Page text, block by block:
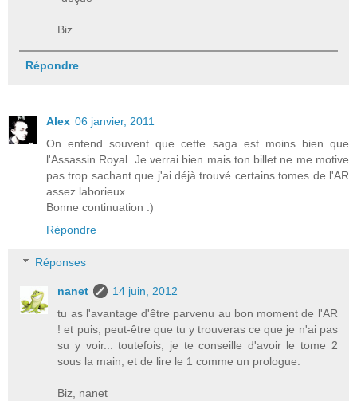
Biz
Répondre
Alex 06 janvier, 2011
On entend souvent que cette saga est moins bien que
l'Assassin Royal. Je verrai bien mais ton billet ne me motive
pas trop sachant que j'ai déjà trouvé certains tomes de l'AR
assez laborieux.
Bonne continuation :)
Répondre
Réponses
nanet
14 juin, 2012
tu as l'avantage d'être parvenu au bon moment de l'AR
! et puis, peut-être que tu y trouveras ce que je n'ai pas
su y voir... toutefois, je te conseille d'avoir le tome 2
sous la main, et de lire le 1 comme un prologue.
Biz, nanet